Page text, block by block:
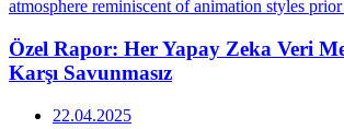
Özel Rapor: Her Yapay Zeka Veri
Karşı Savunmasız
22.04.2025